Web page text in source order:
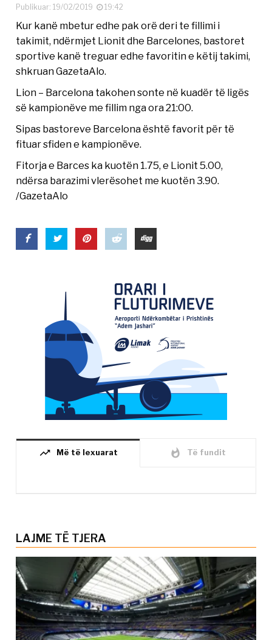
Publikuar: 19/02/2019
19:42
Kur kanë mbetur edhe pak orë deri te fillimi i
takimit, ndërmjet Lionit dhe Barcelones, bastoret
sportive kanë treguar edhe favoritin e këtij takimi,
shkruan GazetaAlo.
Lion – Barcelona takohen sonte në kuadër të ligës
së kampionëve me fillim nga ora 21:00.
Sipas bastoreve Barcelona është favorit për të
fituar sfiden e kampionëve.
Fitorja e Barces ka kuotën 1.75, e Lionit 5.00,
ndërsa barazimi vlerësohet me kuotën 3.90.
/GazetaAlo
trending_up Më të lexuarat whatshot Të fundit
LAJME TË TJERA